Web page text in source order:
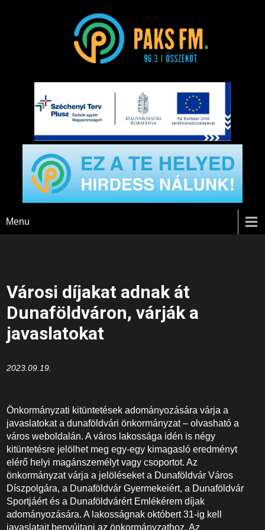
Paks FM
Menu
Városi díjakat adnak át
Dunaföldváron, várják a
javaslatokat
2023.09.19.
Önkormányzati kitüntetések adományozására várja a
javaslatokat a dunaföldvári önkormányzat – olvasható a
város weboldalán. A város lakossága idén is négy
kitüntetésre jelölhet meg egy-egy kimagasló eredményt
elérő helyi magánszemélyt vagy csoportot. Az
önkormányzat várja a jelöléseket a Dunaföldvár Város
Díszpolgára, a Dunaföldvár Gyermekeiért, a Dunaföldvár
Sportjáért és a Dunaföldvárért Emlékérem díjak
adományozására. A lakosságnak októbert 31-ig kell
javaslatait benyújtani az önkormányzathoz. Az